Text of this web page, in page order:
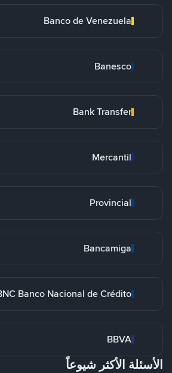
Banco de Venezuela
Banesco
Bank Transfer
Mercantil
Provincial
Bancamiga
Banco Nacional de Crédito
BBVA
الأسئلة الأكثر شيوعاً